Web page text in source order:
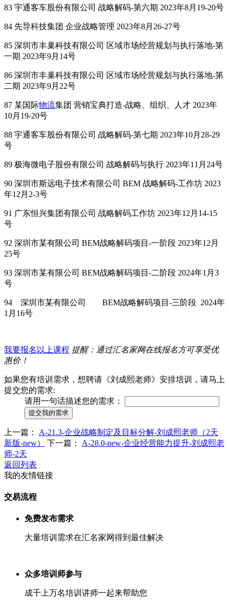
83 宇通客车股份有限公司 战略解码-第六期 2023年8月19-20号
84 先导科技集团 企业战略管理 2023年8月26-27号
85 深圳市丰巢科技有限公司 区域市场经营规划与执行落地-第
一期 2023年9月14号
86 深圳市丰巢科技有限公司 区域市场经营规划与执行落地-第
二期 2023年9月22号
87 某国际物流集团 营销宝典打造-战略、组织、人才 2023年
10月19-20号
88 宇通客车股份有限公司 战略解码-第七期 2023年10月28-29
号
89 极海微电子股份有限公司 战略解码与执行 2023年11月24号
90 深圳市斯远电子技术有限公司 BEM 战略解码-工作坊 2023
年12月2-3号
91 广东恒兴集团有限公司 战略解码工作坊 2023年12月14-15
号
92 深圳市某有限公司 BEM战略解码项目-一阶段 2023年12月
25号
93 深圳市某有限公司 BEM战略解码项目-二阶段 2024年1月3
号
94 深圳市某有限公司 BEM战略解码项目-三阶段 2024年
1月16号
我要报名以上课程 提醒：通过汇名家网在线报名方可享受优
惠价！
如果您有培训需求，想聘请《刘成熙老师》安排培训，请马上
提交您的需求:
请用一句话描述您的需求：
提交我的需求
上一篇： A-21.3-企业战略制定及目标分解-刘成熙老师（2天
新版-new）
下一篇： A-28.0-new-企业经营能力提升-刘成熙老
师-2天
返回列表
我的友情链接
交易流程
免费发布需求
大量培训需求在汇名家网得到最佳解决
众多培训师参与
成千上万名培训讲师一起来帮助您